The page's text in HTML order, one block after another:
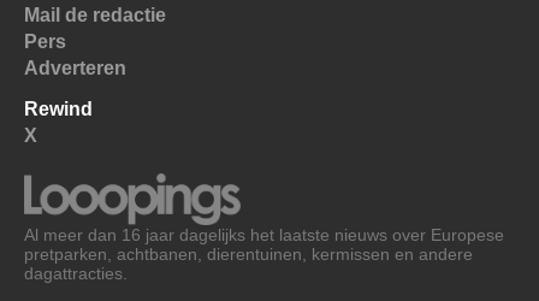
Mail de redactie
Pers
Adverteren
Rewind
X
Al meer dan 16 jaar dagelijks het laatste nieuws over Europese
pretparken, achtbanen, dierentuinen, kermissen en andere
dagattracties.